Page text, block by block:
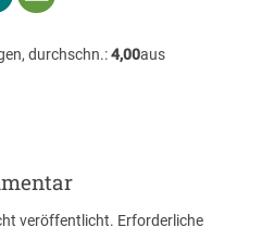
durchschn.:4,00aus
veröffentlicht. Erforderliche